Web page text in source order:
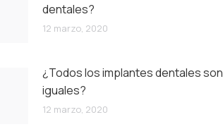
dentales?
12 marzo, 2020
¿Todos los implantes dentales son
iguales?
12 marzo, 2020